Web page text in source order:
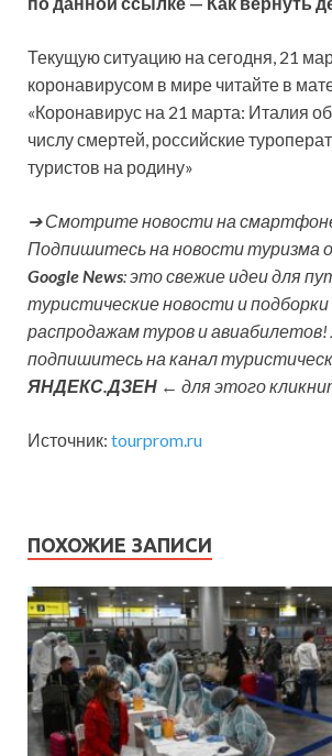
Текущую ситуацию на сегодня, 21
коронавирусом в мире читайте в
«Коронавирус на 21 марта: Италия
числу смертей, российские
туристов на родину»
➔ Смотрите новости на
Подпишитесь на новости туризма
Google News: это свежие идеи для
туристические новости и подборки
распродажам туров и авиабилетов!
подпишитесь на канал
ЯНДЕКС.ДЗЕН ← для этого
Источник: tourprom.ru
ПОХОЖИЕ ЗАПИСИ